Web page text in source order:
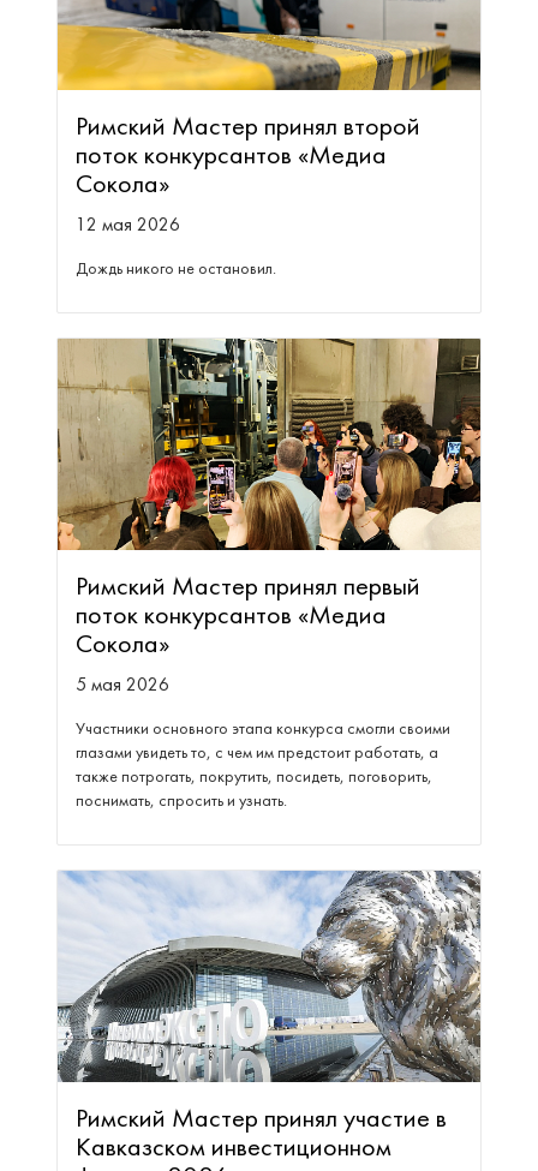
Римский Мастер принял второй
поток конкурсантов «Медиа
Сокола»
12 мая 2026
Дождь никого не остановил.
Римский Мастер принял первый
поток конкурсантов «Медиа
Сокола»
5 мая 2026
Участники основного этапа конкурса смогли своими
глазами увидеть то, с чем им предстоит работать, а
также потрогать, покрутить, посидеть, поговорить,
поснимать, спросить и узнать.
Римский Мастер принял участие в
Кавказском инвестиционном